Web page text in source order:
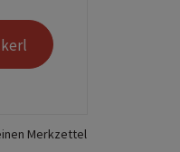
Merkzettel